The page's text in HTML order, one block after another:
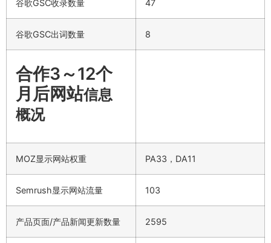
谷歌GSC收录数量 47
谷歌GSC出词数量 8
合作3～12个
月后网站信息
概况
MOZ显示网站权重 PA33，DA11
Semrush显示网站流量 103
产品页面/产品新闻更新数量 2595